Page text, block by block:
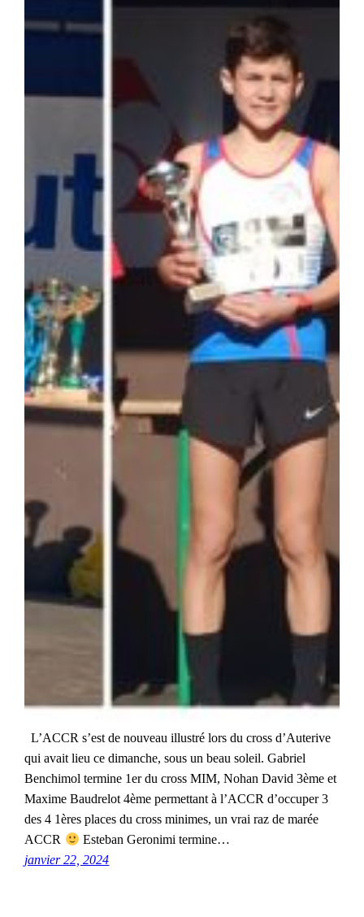
L’ACCR s’est de nouveau illustré lors du cross d’Auterive
qui avait lieu ce dimanche, sous un beau soleil. Gabriel
Benchimol termine 1er du cross MIM, Nohan David 3ème et
Maxime Baudrelot 4ème permettant à l’ACCR d’occuper 3
des 4 1ères places du cross minimes, un vrai raz de marée
ACCR
Esteban Geronimi termine…
janvier 22, 2024